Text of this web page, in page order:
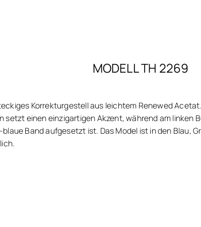
MODELL TH 2269
Korrekturgestell aus leichtem Renewed
setzt einen einzigartigen Akzent, während am linken
Band aufgesetzt ist. Das Model ist in den Blau,